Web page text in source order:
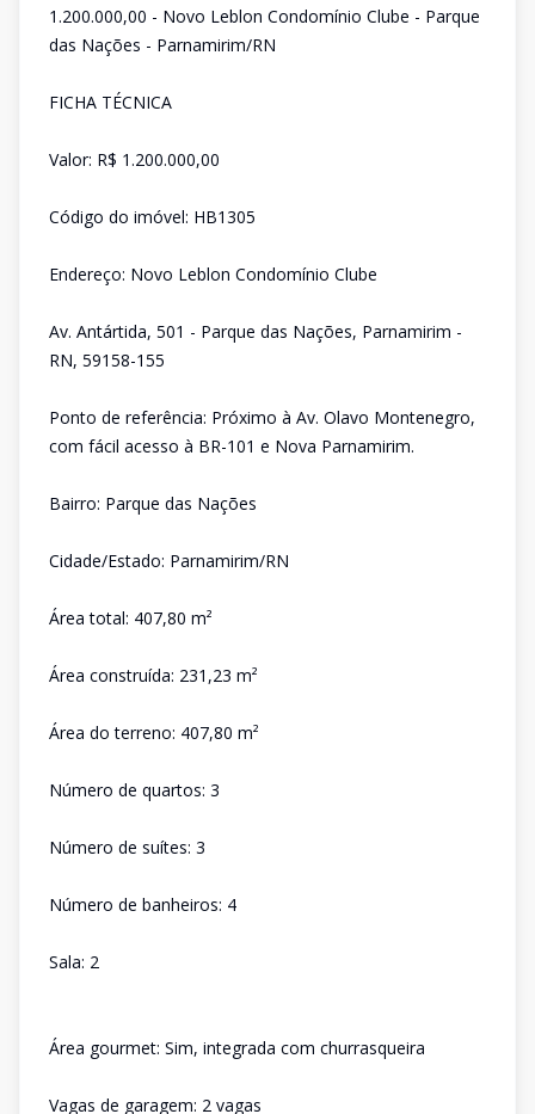
1.200.000,00 - Novo Leblon Condomínio Clube - Parque
das Nações - Parnamirim/RN
FICHA TÉCNICA
Valor: R$ 1.200.000,00
Código do imóvel: HB1305
Endereço: Novo Leblon Condomínio Clube
Av. Antártida, 501 - Parque das Nações, Parnamirim -
RN, 59158-155
Ponto de referência: Próximo à Av. Olavo Montenegro,
com fácil acesso à BR-101 e Nova Parnamirim.
Bairro: Parque das Nações
Cidade/Estado: Parnamirim/RN
Área total: 407,80 m²
Área construída: 231,23 m²
Área do terreno: 407,80 m²
Número de quartos: 3
Número de suítes: 3
Número de banheiros: 4
Sala: 2
Área gourmet: Sim, integrada com churrasqueira
Vagas de garagem: 2 vagas